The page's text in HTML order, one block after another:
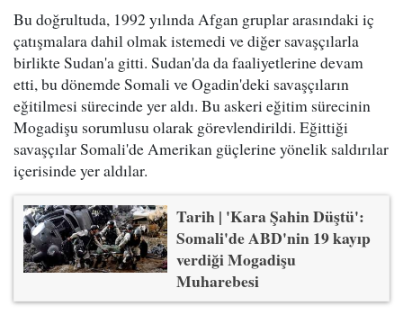
Bu doğrultuda, 1992 yılında Afgan gruplar arasındaki iç
çatışmalara dahil olmak istemedi ve diğer savaşçılarla
birlikte Sudan'a gitti. Sudan'da da faaliyetlerine devam
etti, bu dönemde Somali ve Ogadin'deki savaşçıların
eğitilmesi sürecinde yer aldı. Bu askeri eğitim sürecinin
Mogadişu sorumlusu olarak görevlendirildi. Eğittiği
savaşçılar Somali'de Amerikan güçlerine yönelik saldırılar
içerisinde yer aldılar.
Tarih | 'Kara Şahin Düştü':
Somali'de ABD'nin 19 kayıp
verdiği Mogadişu
Muharebesi